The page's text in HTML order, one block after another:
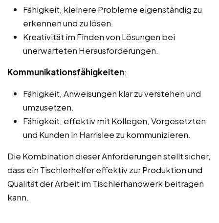
Fähigkeit, kleinere Probleme eigenständig zu
erkennen und zu lösen.
Kreativität im Finden von Lösungen bei
unerwarteten Herausforderungen.
Kommunikationsfähigkeiten:
Fähigkeit, Anweisungen klar zu verstehen und
umzusetzen.
Fähigkeit, effektiv mit Kollegen, Vorgesetzten
und Kunden in Harrislee zu kommunizieren.
Die Kombination dieser Anforderungen stellt sicher,
dass ein Tischlerhelfer effektiv zur Produktion und
Qualität der Arbeit im Tischlerhandwerk beitragen
kann.